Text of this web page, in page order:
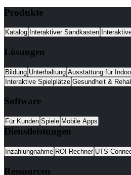
Produkte
Katalog Interaktiver Sandkasten
Lösungen
Bildung Unterhaltung Ausstattung für
Interaktive Spielplätze Gesundheit &
Software
Für Kunden Spiele Mobile Apps
Dienstleistungen
Inzahlungnahme ROI-Rechner UTS
Ressourcen